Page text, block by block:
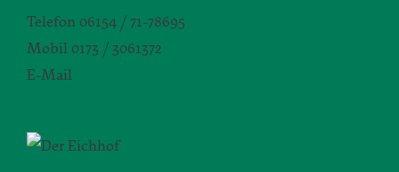
Telefon 06154 / 71-78695
Mobil 0173 / 3061372
E-Mail